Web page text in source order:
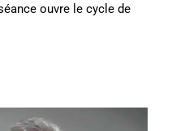
ouvre le cycle de